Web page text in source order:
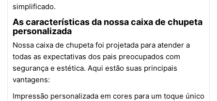
simplificado.
As características da nossa caixa de chupeta
personalizada
Nossa caixa de chupeta foi projetada para atender a
todas as expectativas dos pais preocupados com
segurança e estética. Aqui estão suas principais
vantagens:
Impressão personalizada em cores para um toque único